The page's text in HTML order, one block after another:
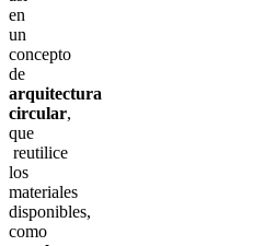
en
un
concepto
de
arquitectura
circular,
que
reutilice
los
materiales
disponibles,
como